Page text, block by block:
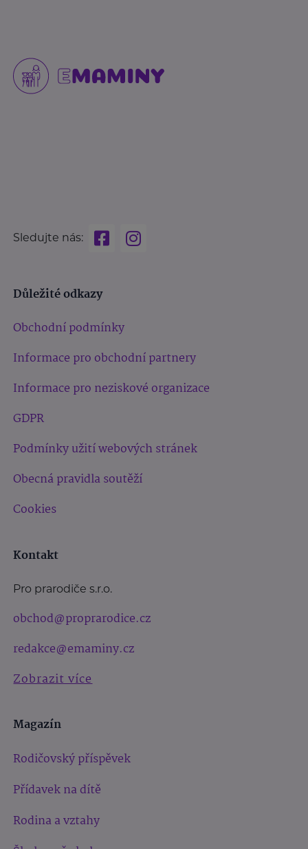
Sledujte nás:
Důležité odkazy
Obchodní podmínky
Informace pro obchodní partnery
Informace pro neziskové organizace
GDPR
Podmínky užití webových stránek
Obecná pravidla soutěží
Cookies
Kontakt
Pro prarodiče s.r.o.
obchod@proprarodice.cz
redakce@emaminy.cz
Zobrazit více
Magazín
Rodičovský příspěvek
Přídavek na dítě
Rodina a vztahy